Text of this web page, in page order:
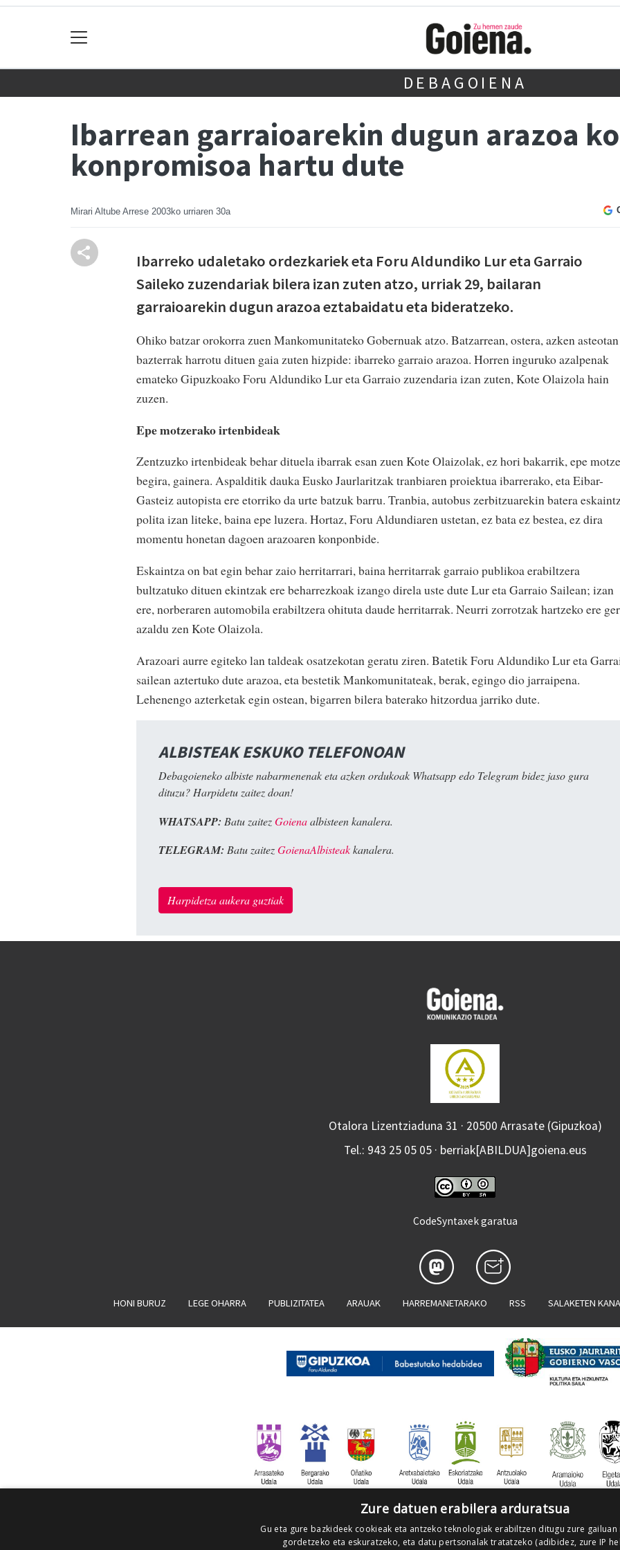
DEBAGOIENA
Ibarrean garraioarekin dugun arazoa
konpromisoa hartu dute
Mirari Altube Arrese 2003ko urriaren 30a
Ibarreko udaletako ordezkariek eta Foru Aldundiko Lur eta Garraio
Saileko zuzendariak bilera izan zuten atzo, urriak 29, bailaran
garraioarekin dugun arazoa eztabaidatu eta bideratzeko.
Ohiko batzar orokorra zuen Mankomunitateko Gobernuak atzo. Batzarrean, ostera, azken asteotan
bazterrak harrotu dituen gaia zuten hizpide: ibarreko garraio arazoa. Horren inguruko azalpenak
emateko Gipuzkoako Foru Aldundiko Lur eta Garraio zuzendaria izan zuten, Kote Olaizola hain
zuzen.
Epe motzerako irtenbideak
Zentzuzko irtenbideak behar dituela ibarrak esan zuen Kote Olaizolak, ez hori bakarrik, epe
begira, gainera. Aspalditik dauka Eusko Jaurlaritzak tranbiaren proiektua ibarrerako, eta Eibar-
Gasteiz autopista ere etorriko da urte batzuk barru. Tranbia, autobus zerbitzuarekin batera
polita izan liteke, baina epe luzera. Hortaz, Foru Aldundiaren ustetan, ez bata ez bestea, ez dira
momentu honetan dagoen arazoaren konponbide.
Eskaintza on bat egin behar zaio herritarrari, baina herritarrak garraio publikoa erabiltzera
bultzatuko dituen ekintzak ere beharrezkoak izango direla uste dute Lur eta Garraio Sailean; izan
ere, norberaren automobila erabiltzera ohituta daude herritarrak. Neurri zorrotzak hartzeko ere
azaldu zen Kote Olaizola.
Arazoari aurre egiteko lan taldeak osatzekotan geratu ziren. Batetik Foru Aldundiko Lur eta
sailean aztertuko dute arazoa, eta bestetik Mankomunitateak, berak, egingo dio jarraipena.
Lehenengo azterketak egin ostean, bigarren bilera baterako hitzordua jarriko dute.
ALBISTEAK ESKUKO TELEFONOAN
Debagoieneko albiste nabarmenenak eta azken ordukoak Whatsapp edo Telegram bidez jaso gura
dituzu? Harpidetu zaitez doan!
WHATSAPP: Batu zaitezGoienaalbisteen kanalera.
TELEGRAM: Batu zaitezGoienaAlbisteakkanalera.
Harpidetza aukera guztiak
Otalora Lizentziaduna 31 · 20500 Arrasate (Gipuzkoa)
Tel.: 943 25 05 05 · berriak[ABILDUA]goiena.eus
CodeSyntaxek garatua
HONI BURUZ LEGE OHARRA PUBLIZITATEA ARAUAK HARREMANETARAKO RSS SALAKETEN
Zure datuen erabilera arduratsua
Gu eta gure bazkideek cookieak eta antzeko teknologiak erabiltzen ditugu zure
gordetzeko eta eskuratzeko, eta datu pertsonalak tratatzeko (adibidez, zure IP